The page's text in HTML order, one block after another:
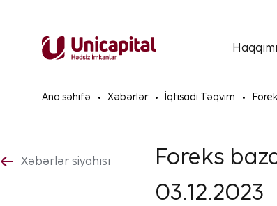
Ana səhifə Xəbərlər İqtisadi Təqvim
Xəbərlər siyahısı
Foreks
03.12.2023